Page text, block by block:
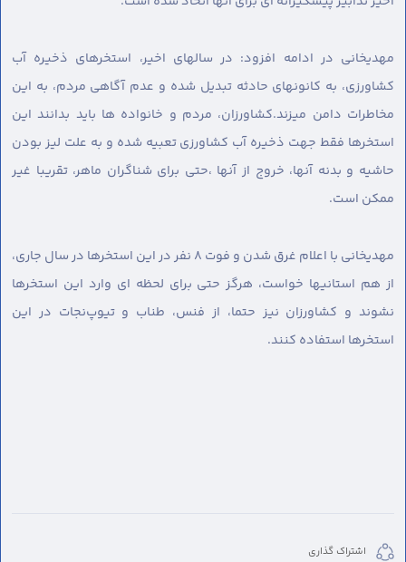
مهدیخانی در ادامه افزود: در سالهای اخیر، استخرهای ذخیره آب
کشاورزی، به کانونهای حادثه تبدیل شده و عدم آگاهی مردم، به این
مخاطرات دامن میزند.کشاورزان، مردم و خانواده ها باید بدانند این
استخرها فقط جهت ذخیره آب کشاورزی تعبیه شده و به علت لیز بودن
حاشیه و بدنه آنها، خروج از آنها ،حتی برای شناگران ماهر، تقریبا غیر
ممکن است.
مهدیخانی با اعلام غرق شدن و‌ فوت ۸ نفر در این استخرها در سال جاری،
از هم استانیها خواست، هرگز حتی برای لحظه ای وارد این استخرها
نشوند و کشاورزان نیز حتما، از فنس، طناب و تیوپ‌نجات در این
استخرها استفاده کنند.
اشتراک گذاری